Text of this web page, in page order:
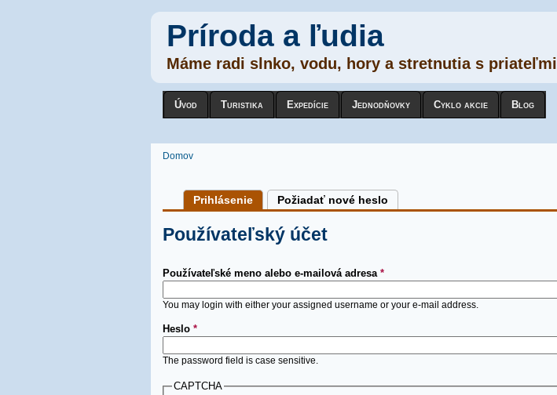
Príroda a ľudia
Máme radi slnko, vodu, hory a stretnutia s priateľmi
Úvod Turistika Expedície Jednodňovky Cyklo akcie Blog
Nachádzate sa tu
Domov
Primárne karty
Prihlásenie (active tab)
Požiadať nové heslo
Používateľský účet
Používateľské meno alebo e-mailová adresa *
You may login with either your assigned username or your e-mail address.
Heslo *
The password field is case sensitive.
CAPTCHA